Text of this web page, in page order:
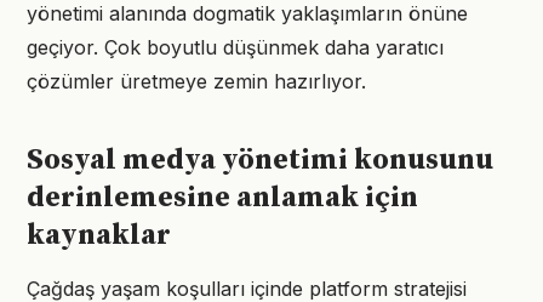
yönetimi alanında dogmatik yaklaşımların önüne
geçiyor. Çok boyutlu düşünmek daha yaratıcı
çözümler üretmeye zemin hazırlıyor.
Sosyal medya yönetimi konusunu
derinlemesine anlamak için
kaynaklar
Çağdaş yaşam koşulları içinde platform stratejisi